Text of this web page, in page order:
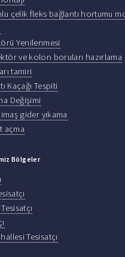
çelik fleks bağlantı hortumu
Yenilenmesi
ve kolon boruları hazırlama
tamiri
Kaçağı Tespiti
Değişimi
gider yıkama
açma
Bölgeler
Tesisatçı